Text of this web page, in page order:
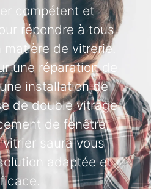
compétent et
répondre à tous
de vitrerie.
une réparation de
installation de
de double vitrage
de fenêtre,
saura vous
adaptée et